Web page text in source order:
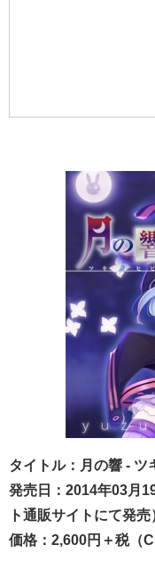
タイトル：月の響 - ツ
発売日：2014年03月
ト通販サイトにて発売
価格：2,600円＋税（